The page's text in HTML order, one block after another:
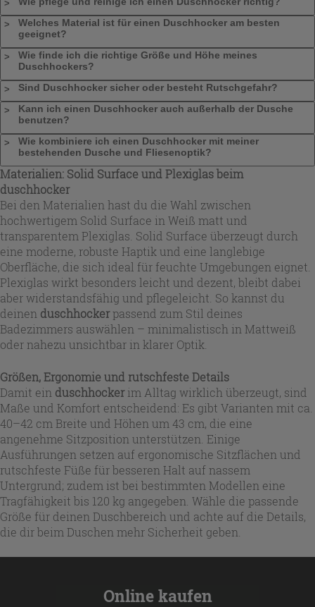
Welches Material ist für einen Duschhocker am besten
geeignet?
Wie finde ich die richtige Größe und Höhe meines
Duschhockers?
Sind Duschhocker sicher oder besteht Rutschgefahr?
Kann ich einen Duschhocker auch außerhalb der Dusche
benutzen?
Wie kombiniere ich einen Duschhocker mit meiner
bestehenden Dusche und Fliesenoptik?
Materialien: Solid Surface und Plexiglas beim
duschhocker
Bei den Materialien hast du die Wahl zwischen
hochwertigem Solid Surface in Weiß matt und
transparentem Plexiglas. Solid Surface überzeugt durch
eine moderne, robuste Haptik und eine langlebige
Oberfläche, die sich ideal für feuchte Umgebungen eignet.
Plexiglas wirkt besonders leicht und dezent, bleibt dabei
aber widerstandsfähig und pflegeleicht. So kannst du
deinen duschhockerpassend zum Stil deines
Badezimmers auswählen – minimalistisch in Mattweiß
oder nahezu unsichtbar in klarer Optik.
Größen, Ergonomie und rutschfeste Details
Damit ein duschhockerim Alltag wirklich überzeugt, sind
Maße und Komfort entscheidend: Es gibt Varianten mit ca.
40–42 cm Breite und Höhen um 43 cm, die eine
angenehme Sitzposition unterstützen. Einige
Ausführungen setzen auf ergonomische Sitzflächen und
rutschfeste Füße für besseren Halt auf nassem
Untergrund; zudem ist bei bestimmten Modellen eine
Tragfähigkeit bis 120 kg angegeben. Wähle die passende
Größe für deinen Duschbereich und achte auf die Details,
die dir beim Duschen mehr Sicherheit geben.
Online kaufen